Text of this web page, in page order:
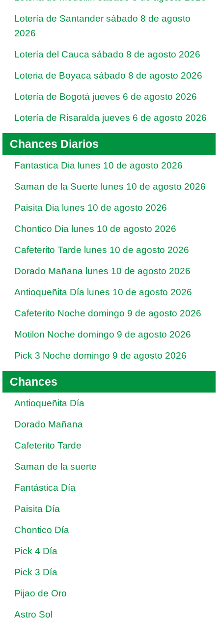
Lotería de Santander sábado 8 de agosto
2026
Lotería del Cauca sábado 8 de agosto 2026
Loteria de Boyaca sábado 8 de agosto 2026
Lotería de Bogotá jueves 6 de agosto 2026
Lotería de Risaralda jueves 6 de agosto 2026
Chances Diarios
Fantastica Dia lunes 10 de agosto 2026
Saman de la Suerte lunes 10 de agosto 2026
Paisita Dia lunes 10 de agosto 2026
Chontico Dia lunes 10 de agosto 2026
Cafeterito Tarde lunes 10 de agosto 2026
Dorado Mañana lunes 10 de agosto 2026
Antioqueñita Día lunes 10 de agosto 2026
Cafeterito Noche domingo 9 de agosto 2026
Motilon Noche domingo 9 de agosto 2026
Pick 3 Noche domingo 9 de agosto 2026
Chances
Antioqueñita Día
Dorado Mañana
Cafeterito Tarde
Saman de la suerte
Fantástica Día
Paisita Día
Chontico Día
Pick 4 Día
Pick 3 Día
Pijao de Oro
Astro Sol